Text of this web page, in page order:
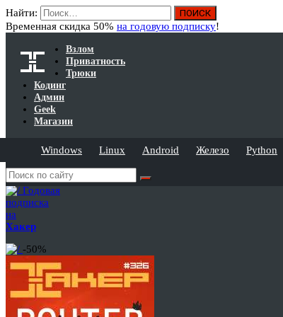
Найти:
Временная скидка 50% на годовую подписку!
Взлом
Приватность
Трюки
Кодинг
Админ
Geek
Магазин
Windows Linux Android Железо Python
Годовая
подписка
на
Хакер
-50%